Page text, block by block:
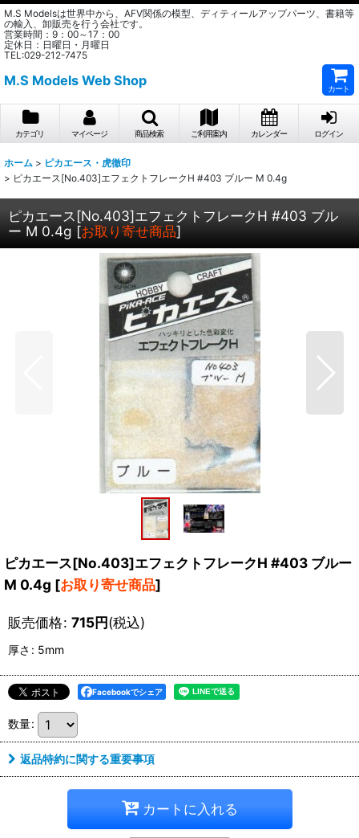
M.S Modelsは世界中から、AFV関係の模型、ディティールアップパーツ、書籍等
の輸入、卸販売を行う会社です。
営業時間：9：00～17：00
定休日：日曜日・月曜日
TEL:029-212-7475
M.S Models Web Shop
カート
カテゴリ マイページ 商品検索 ご利用案内 カレンダー ログイン
ホーム > ピカエース・虎徹印
> ピカエース[No.403]エフェクトフレークH #403 ブルー M 0.4g
ピカエース[No.403]エフェクトフレークH #403 ブル
ー M 0.4g [お取り寄せ商品]
ピカエース[No.403]エフェクトフレークH #403 ブルー
M 0.4g [お取り寄せ商品]
販売価格: 715円(税込)
厚さ : 5mm
Facebookでシェア
数量:
返品特約に関する重要事項
カートに入れる